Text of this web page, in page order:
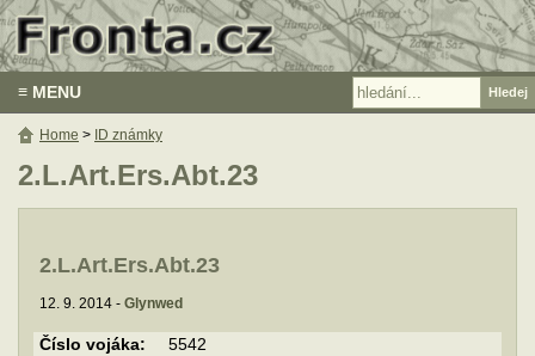
≡ MENU
2.L.Art.Ers.Abt.23
2.L.Art.Ers.Abt.23
12. 9. 2014 - Glynwed
Číslo vojáka:
5542
Home > ID známky